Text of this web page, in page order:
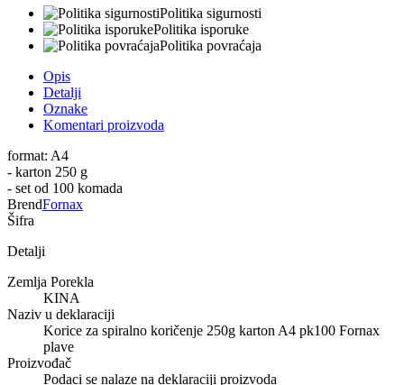
Politika sigurnosti
Politika isporuke
Politika povraćaja
Opis
Detalji
Oznake
Komentari proizvoda
format: A4
- karton 250 g
- set od 100 komada
BrendFornax
Šifra
Detalji
Zemlja Porekla
KINA
Naziv u deklaraciji
Korice za spiralno koričenje 250g karton A4 pk100 Fornax
plave
Proizvođač
Podaci se nalaze na deklaraciji proizvoda